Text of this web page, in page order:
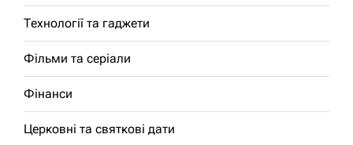
Технології та гаджети
Фільми та серіали
Фінанси
Церковні та святкові дати